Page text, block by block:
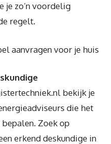
je zo’n voordelig
regelt.
aanvragen voor je huis
bekijk je
die het
Zoek op
erkend deskundige in